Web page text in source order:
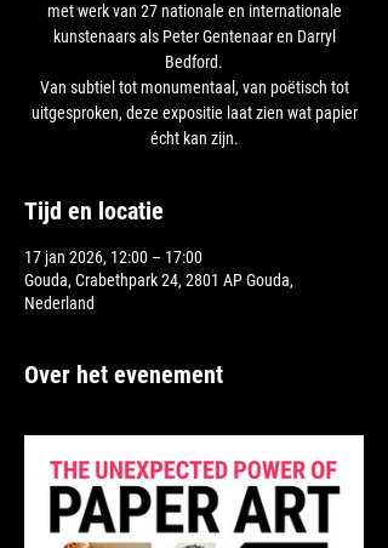
met werk van 27 nationale en internationale
kunstenaars als Peter Gentenaar en Darryl
Bedford.
Van subtiel tot monumentaal, van poëtisch tot
uitgesproken, deze expositie laat zien wat papier
Tijd en locatie
17 jan 2026, 12:00 – 17:00
Gouda, Crabethpark 24, 2801 AP Gouda,
Nederland
Over het evenement